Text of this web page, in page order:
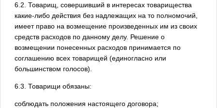
6.2. Товарищ, совершивший в интересах товарищества
какие-либо действия без надлежащих на то полномочий,
имеет право на возмещение произведенных им из своих
средств расходов по данному делу. Решение о
возмещении понесенных расходов принимается по
соглашению всех товарищей (единогласно или
большинством голосов).
6.3. Товарищи обязаны:
соблюдать положения настоящего договора;